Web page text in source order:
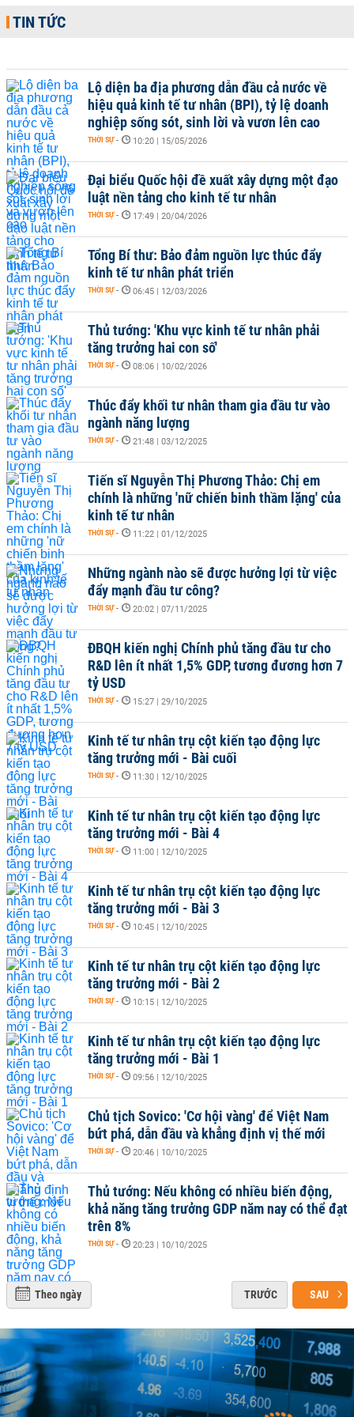
TIN TỨC
Lộ diện ba địa phương dẫn đầu cả nước về
hiệu quả kinh tế tư nhân (BPI), tỷ lệ doanh
nghiệp sống sót, sinh lời và vươn lên cao
THỜI SỰ - 10:20 | 15/05/2026
Đại biểu Quốc hội đề xuất xây dựng một đạo
luật nền tảng cho kinh tế tư nhân
THỜI SỰ - 17:49 | 20/04/2026
Tổng Bí thư: Bảo đảm nguồn lực thúc đẩy
kinh tế tư nhân phát triển
THỜI SỰ - 06:45 | 12/03/2026
Thủ tướng: 'Khu vực kinh tế tư nhân phải
tăng trưởng hai con số'
THỜI SỰ - 08:06 | 10/02/2026
Thúc đẩy khối tư nhân tham gia đầu tư vào
ngành năng lượng
THỜI SỰ - 21:48 | 03/12/2025
Tiến sĩ Nguyễn Thị Phương Thảo: Chị em
chính là những 'nữ chiến binh thầm lặng' của
kinh tế tư nhân
THỜI SỰ - 11:22 | 01/12/2025
Những ngành nào sẽ được hưởng lợi từ việc
đẩy mạnh đầu tư công?
THỜI SỰ - 20:02 | 07/11/2025
ĐBQH kiến nghị Chính phủ tăng đầu tư cho
R&D lên ít nhất 1,5% GDP, tương đương hơn 7
tỷ USD
THỜI SỰ - 15:27 | 29/10/2025
Kinh tế tư nhân trụ cột kiến tạo động lực
tăng trưởng mới - Bài cuối
THỜI SỰ - 11:30 | 12/10/2025
Kinh tế tư nhân trụ cột kiến tạo động lực
tăng trưởng mới - Bài 4
THỜI SỰ - 11:00 | 12/10/2025
Kinh tế tư nhân trụ cột kiến tạo động lực
tăng trưởng mới - Bài 3
THỜI SỰ - 10:45 | 12/10/2025
Kinh tế tư nhân trụ cột kiến tạo động lực
tăng trưởng mới - Bài 2
THỜI SỰ - 10:15 | 12/10/2025
Kinh tế tư nhân trụ cột kiến tạo động lực
tăng trưởng mới - Bài 1
THỜI SỰ - 09:56 | 12/10/2025
Chủ tịch Sovico: 'Cơ hội vàng' để Việt Nam
bứt phá, dẫn đầu và khẳng định vị thế mới
THỜI SỰ - 20:46 | 10/10/2025
Thủ tướng: Nếu không có nhiều biến động,
khả năng tăng trưởng GDP năm nay có thể đạt
trên 8%
THỜI SỰ - 20:23 | 10/10/2025
Theo ngày TRƯỚC SAU